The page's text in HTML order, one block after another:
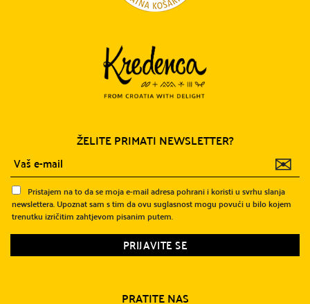
ŽELITE PRIMATI NEWSLETTER?
✉
Pristajem na to da se moja e-mail adresa pohrani i koristi u svrhu slanja
newslettera. Upoznat sam s tim da ovu suglasnost mogu povući u bilo kojem
trenutku izričitim zahtjevom pisanim putem.
PRATITE NAS